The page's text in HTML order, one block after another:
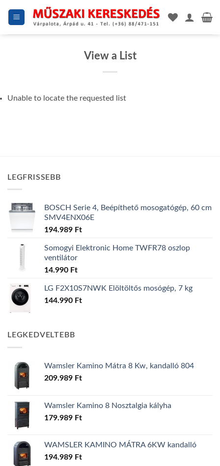
View a List
Unable to locate the requested list
LEGFRISSEBB
BOSCH Serie 4, Beépíthető mosogatógép, 60 cm
SMV4ENX06E
194.989 Ft
Somogyi Elektronic Home TWFR78 oszlop
ventilátor
14.990 Ft
LG F2X10S7NWK Elöltöltős mosógép, 7 kg
144.990 Ft
LEGKEDVELTEBB
Wamsler Kamino Mátra 8 Kw, kandalló 804
209.989 Ft
Wamsler Kamino 8 Nosztalgia kályha
179.989 Ft
WAMSLER KAMINO MÁTRA 6KW kandalló
194.989 Ft